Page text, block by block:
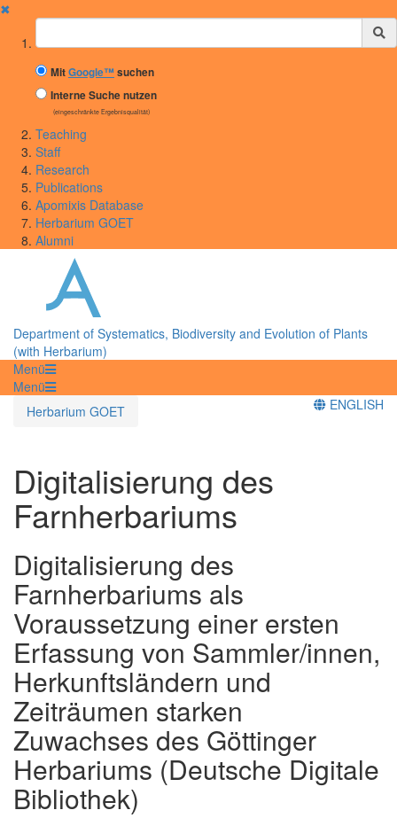
✖
Suchbegriff
MitGoogle™suchen
Interne Suche nutzen
(eingeschränkte Ergebnisqualität)
Teaching
Staff
Research
Publications
Apomixis Database
Herbarium GOET
Alumni
Department of Systematics, Biodiversity and Evolution of Plants
(with Herbarium)
Menü
Menü
Herbarium GOET
ENGLISH
Digitalisierung des
Farnherbariums
Digitalisierung des
Farnherbariums als
Voraussetzung einer ersten
Erfassung von Sammler/innen,
Herkunftsländern und
Zeiträumen starken
Zuwachses des Göttinger
Herbariums (Deutsche Digitale
Bibliothek)